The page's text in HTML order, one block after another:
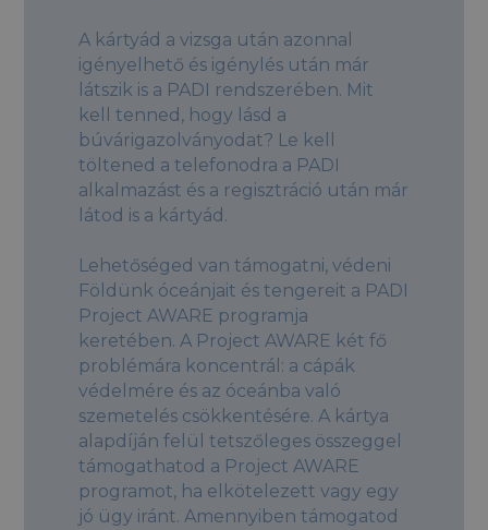
A kártyád a vizsga után azonnal
igényelhető és igénylés után már
látszik is a PADI rendszerében. Mit
kell tenned, hogy lásd a
búvárigazolványodat? Le kell
töltened a telefonodra a PADI
alkalmazást és a regisztráció után már
látod is a kártyád.
Lehetőséged van támogatni, védeni
Földünk óceánjait és tengereit a PADI
Project AWARE programja
keretében. A Project AWARE két fő
problémára koncentrál: a cápák
védelmére és az óceánba való
szemetelés csökkentésére. A kártya
alapdíján felül tetszőleges összeggel
támogathatod a Project AWARE
programot, ha elkötelezett vagy egy
jó ügy iránt. Amennyiben támogatod